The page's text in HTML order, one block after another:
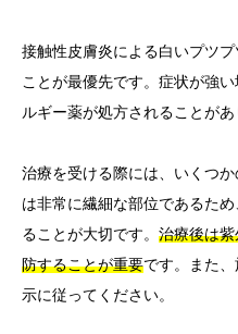
接触性皮膚炎による白いプツ
ことが最優先です。症状が強
ルギー薬が処方されることがあ
治療を受ける際には、いくつ
は非常に繊細な部位であるた
ることが大切です。 治療後は
防することが重要です。また
示に従ってください。